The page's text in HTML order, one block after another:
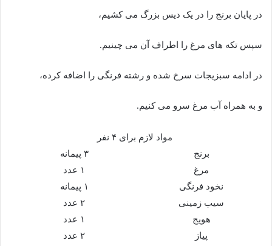
در پایان برنج را در یک دیس بزرگ می کشیم،
سپس تکه های مرغ را اطراف آن می چینیم.
در ادامه سبزیجات سرخ شده و رشته فرنگی را اضافه کرده،
و به همراه آب مرغ سرو می کنیم.
مواد لازم برای ۴ نفر
برنج
۳ پیمانه
مرغ
۱ عدد
نخود فرنگی
۱ پیمانه
سیب زمینی
۲ عدد
هویج
۱ عدد
پیاز
۲ عدد